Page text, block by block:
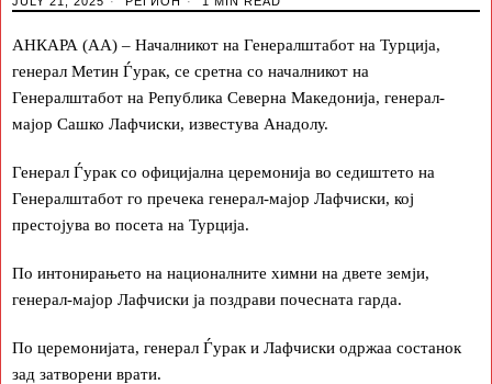
АНКАРА (АА) – Началникот на Генералштабот на Турција,
генерал Метин Ѓурак, се сретна со началникот на
Генералштабот на Република Северна Македонија, генерал-
мајор Сашко Лафчиски, известува Анадолу.
Генерал Ѓурак со официјална церемонија во седиштето на
Генералштабот го пречека генерал-мајор Лафчиски, кој
престојува во посета на Турција.
По интонирањето на националните химни на двете земји,
генерал-мајор Лафчиски ја поздрави почесната гарда.
По церемонијата, генерал Ѓурак и Лафчиски одржаа состанок
зад затворени врати.